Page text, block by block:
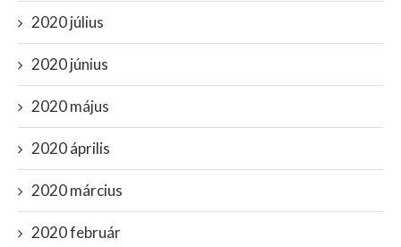
2020 július
2020 június
2020 május
2020 április
2020 március
2020 február